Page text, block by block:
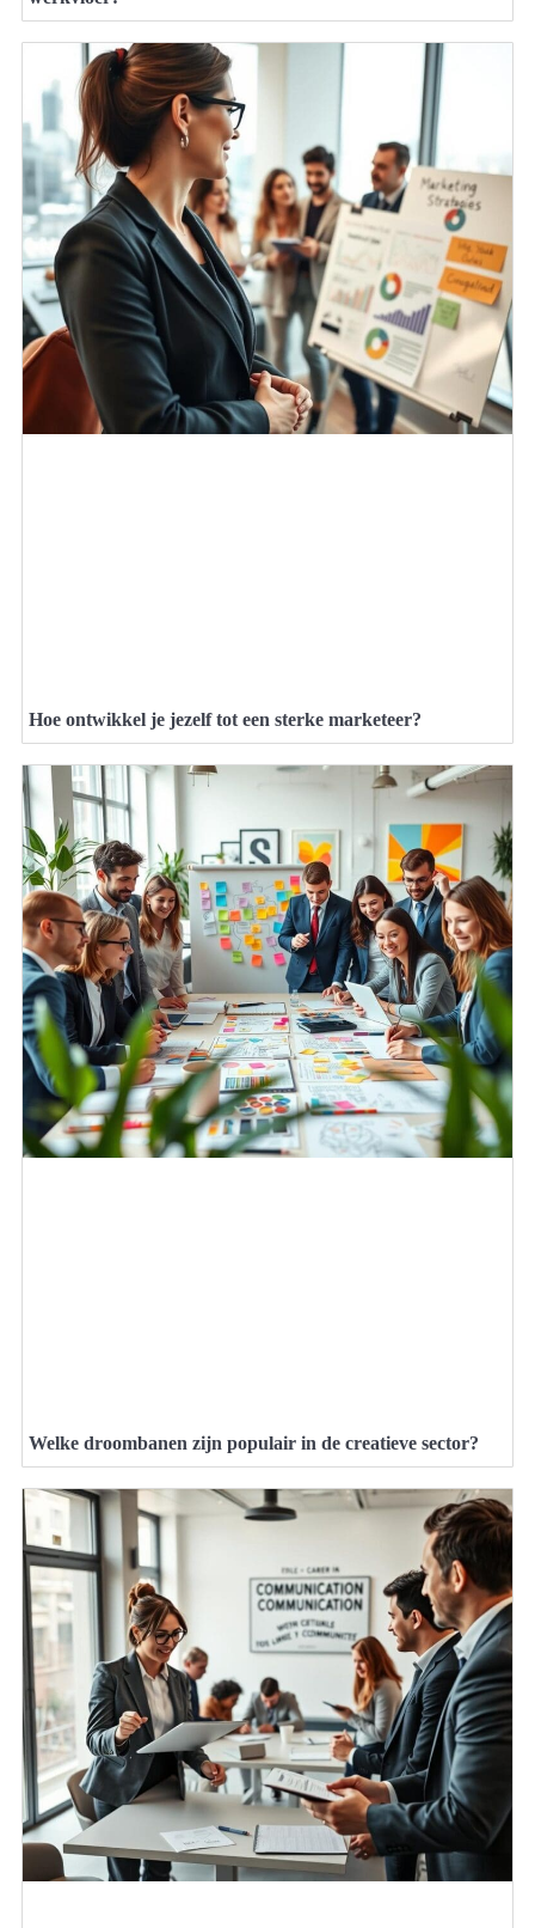
Hoe ontwikkel je jezelf tot een sterke marketeer?
Welke droombanen zijn populair in de creatieve sector?